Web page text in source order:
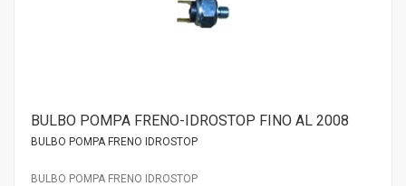
BULBO POMPA FRENO-IDROSTOP FINO AL 2008
BULBO POMPA FRENO IDROSTOP
BULBO POMPA FRENO IDROSTOP